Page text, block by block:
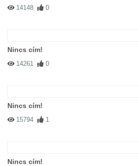
14148 0
Nincs cím!
14261 0
Nincs cím!
15794 1
Nincs cím!